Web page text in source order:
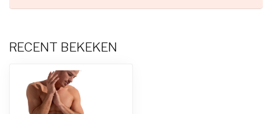
RECENT BEKEKEN